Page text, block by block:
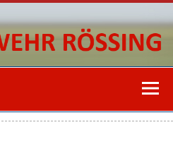
Freiwillige
Feuerwehr
Rössing